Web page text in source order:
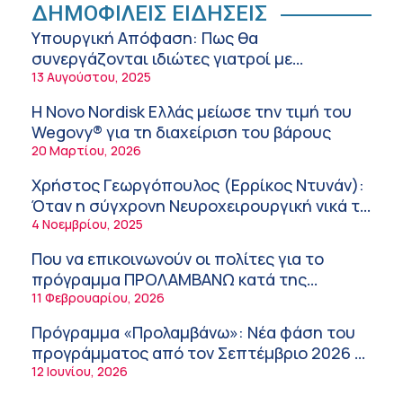
Ειρήνη Ζίγκιρη (Ερρίκος Ντυνάν): H θερμική
καταπόνηση στους ηλικιωμένους
εργαζόμενους
6:11 πμ
Σύσκεψη στον ΕΟΦ για την ομαλή
λειτουργία της εφοδιαστικής αλυσίδας των
φαρμάκων στη διάρκεια του καλοκαιριού
12:08 μμ
Μιχάλης Τάτσης, Insurance & Healthcare
Analyst, διευθυντής Επιχειρηματικής
Ανάπτυξης Ομίλου HHG
11:54 πμ
Kavita Patel: Ένα στα πέντε καινοτόμα
φάρμακα φτάνει τελικά στην Ελλάδα
9:21 πμ
Υπάρχει τελικά «δίαιτα θυρεοειδούς»; Τι
λέει η επιστήμη για τη διατροφή και τα
συμπληρώματα
7:38 πμ
Πυρκαγιά στη Δυτική Αττική: Οι κίνδυνοι για
ΔΗΜΟΦΙΛΕΙΣ ΕΙΔΗΣΕΙΣ
Υπουργική Απόφαση: Πως θα
συνεργάζονται ιδιώτες γιατροί με
νοσοκομεία του δημοσίου συστήματος
13 Αυγούστου, 2025
Η Novo Nordisk Ελλάς μείωσε την τιμή του
Wegovy® για τη διαχείριση του βάρους
20 Μαρτίου, 2026
Χρήστος Γεωργόπουλος (Ερρίκος Ντυνάν):
Όταν η σύγχρονη Νευροχειρουργική νικά το
φόβο!
4 Νοεμβρίου, 2025
Που να επικοινωνούν οι πολίτες για το
πρόγραμμα ΠΡΟΛΑΜΒΑΝΩ κατά της
παχυσαρκίας
11 Φεβρουαρίου, 2026
Πρόγραμμα «Προλαμβάνω»: Νέα φάση του
προγράμματος από τον Σεπτέμβριο 2026 –
Δωρεάν προληπτικές εξετάσεις έως το
12 Ιουνίου, 2026